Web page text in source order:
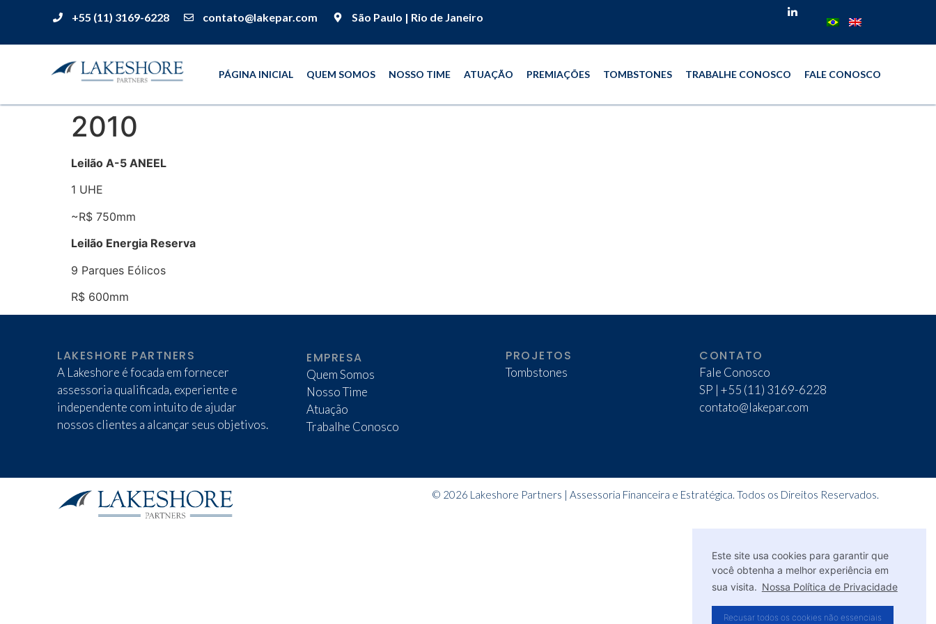
Este site usa cookies para garantir que
você obtenha a melhor experiência em
sua visita. Nossa Política de Privacidade
Recusar todos os cookies não essenciais
+55 (11) 3169-6228 contato@lakepar.com São Paulo | Rio de Janeiro
PÁGINA INICIAL QUEM SOMOS NOSSO TIME ATUAÇÃO PREMIAÇÕES TOMBSTONES TRABALHE CONOSCO FALE CONOSCO
2010
Leilão A-5 ANEEL
1 UHE
~R$ 750mm
Leilão Energia Reserva
9 Parques Eólicos
R$ 600mm
LAKESHORE PARTNERS
A Lakeshore é focada em fornecer
assessoria qualificada, experiente e
independente com intuito de ajudar
nossos clientes a alcançar seus objetivos.
EMPRESA
Quem Somos
Nosso Time
Atuação
Trabalhe Conosco
PROJETOS
Tombstones
CONTATO
Fale Conosco
SP | +55 (11) 3169-6228
contato@lakepar.com
© 2026 Lakeshore Partners | Assessoria Financeira e Estratégica. Todos os Direitos Reservados.